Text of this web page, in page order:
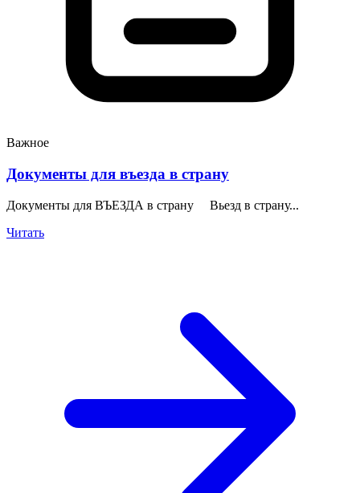
Важное
Документы для въезда в страну
Документы для ВЪЕЗДА в страну Вьезд в страну...
Читать